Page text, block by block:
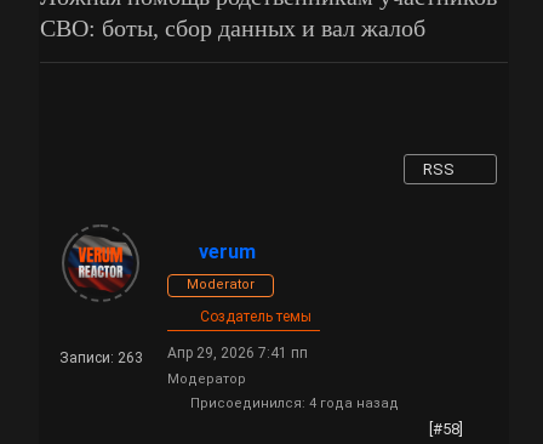
СВО: боты, сбор данных и вал жалоб
RSS
Записи: 263
verum
Moderator
Создатель темы
Апр 29, 2026 7:41 пп
Модератор
Присоединился: 4 года назад
[#58]